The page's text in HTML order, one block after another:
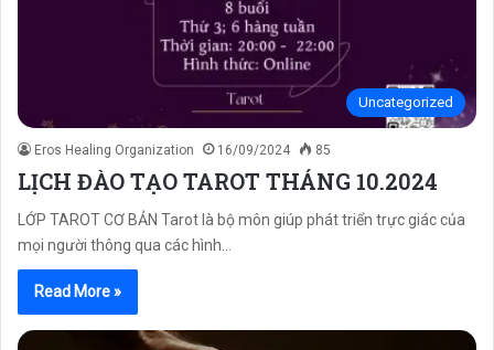
Uncategorized
Eros Healing Organization 16/09/2024 85
LỊCH ĐÀO TẠO TAROT THÁNG 10.2024
LỚP TAROT CƠ BẢN Tarot là bộ môn giúp phát triển trực giác của
mọi người thông qua các hình…
Read More »